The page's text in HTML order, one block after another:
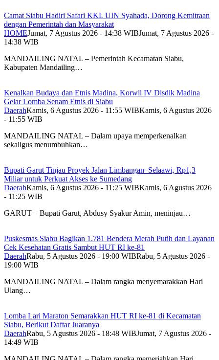
Camat Siabu Hadiri Safari KKL UIN Syahada, Dorong Kemitraan
dengan Pemerintah dan Masyarakat
HOMEJumat, 7 Agustus 2026 - 14:38 WIBJumat, 7 Agustus 2026 -
14:38 WIB
MANDAILING NATAL – Pemerintah Kecamatan Siabu,
Kabupaten Mandailing…
Kenalkan Budaya dan Etnis Madina, Korwil IV Disdik Madina
Gelar Lomba Senam Etnis di Siabu
DaerahKamis, 6 Agustus 2026 - 11:55 WIBKamis, 6 Agustus 2026
- 11:55 WIB
MANDAILING NATAL – Dalam upaya memperkenalkan
sekaligus menumbuhkan…
Bupati Garut Tinjau Proyek Jalan Limbangan–Selaawi, Rp1,3
Miliar untuk Perkuat Akses ke Sumedang
DaerahKamis, 6 Agustus 2026 - 11:25 WIBKamis, 6 Agustus 2026
- 11:25 WIB
GARUT – Bupati Garut, Abdusy Syakur Amin, meninjau…
Puskesmas Siabu Bagikan 1.781 Bendera Merah Putih dan Layanan
Cek Kesehatan Gratis Sambut HUT RI ke-81
DaerahRabu, 5 Agustus 2026 - 19:00 WIBRabu, 5 Agustus 2026 -
19:00 WIB
MANDAILING NATAL – Dalam rangka menyemarakkan Hari
Ulang…
Lomba Lari Maraton Semarakkan HUT RI ke-81 di Kecamatan
Siabu, Berikut Daftar Juaranya
DaerahRabu, 5 Agustus 2026 - 18:48 WIBJumat, 7 Agustus 2026 -
14:49 WIB